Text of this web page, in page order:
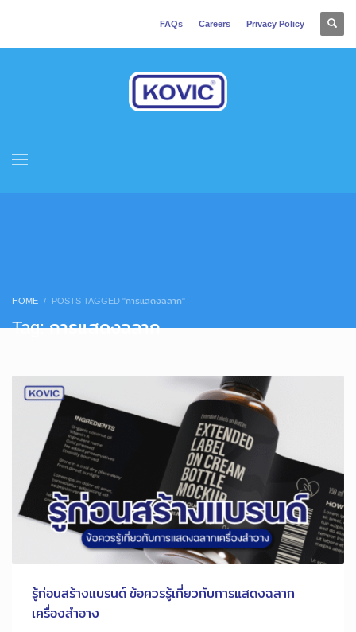
FAQs Careers Privacy Policy
HOME POSTS TAGGED "การแสดงฉลาก"
Tag: การแสดงฉลาก
รู้ก่อนสร้างแบรนด์ ข้อควรรู้เกี่ยวกับการแสดงฉลาก
เครื่องสำอาง